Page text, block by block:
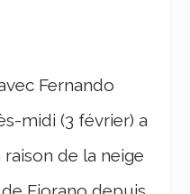
Fernando
midi (3 février) a
de la neige